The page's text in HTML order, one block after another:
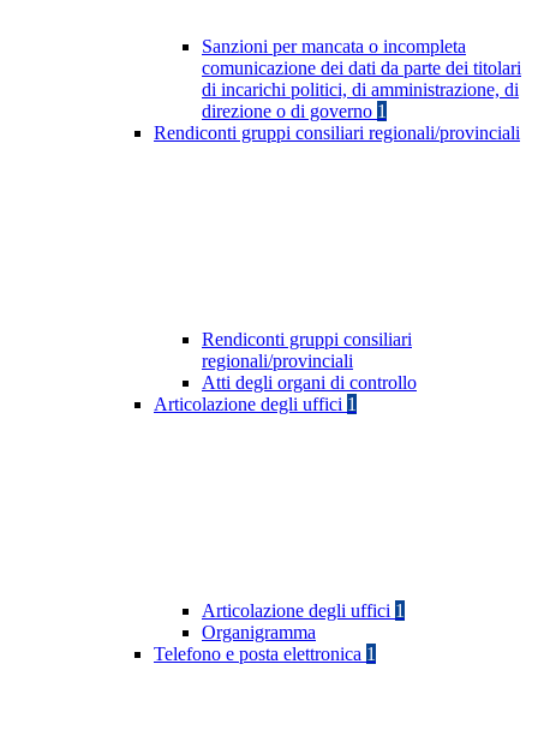
Sanzioni per mancata o incompleta
comunicazione dei dati da parte dei titolari
di incarichi politici, di amministrazione, di
direzione o di governo 1
Rendiconti gruppi consiliari regionali/provinciali
Rendiconti gruppi consiliari
regionali/provinciali
Atti degli organi di controllo
Articolazione degli uffici 1
Articolazione degli uffici 1
Organigramma
Telefono e posta elettronica 1